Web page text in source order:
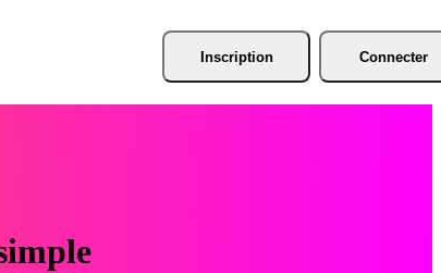
Inscription Connecter